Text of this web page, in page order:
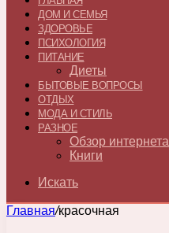
ДОМ И СЕМЬЯ
ЗДОРОВЬЕ
ПСИХОЛОГИЯ
ПИТАНИЕ
Диеты
БЫТОВЫЕ ВОПРОСЫ
ОТДЫХ
МОДА И СТИЛЬ
РАЗНОЕ
Обзор интернета
Книги
Искать
Главная/красочная